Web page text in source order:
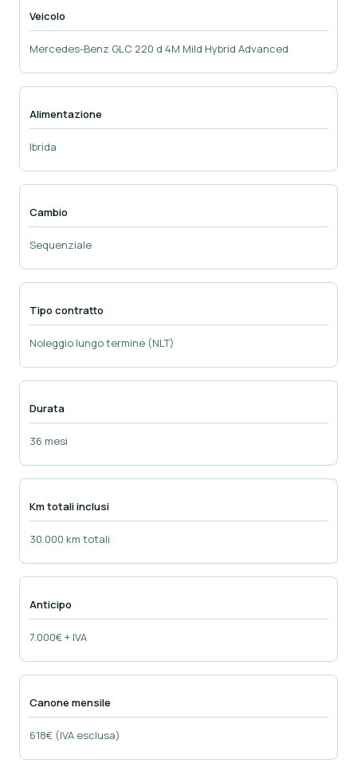
Veicolo
Mercedes-Benz GLC 220 d 4M Mild Hybrid Advanced
Alimentazione
Ibrida
Cambio
Sequenziale
Tipo contratto
Noleggio lungo termine (NLT)
Durata
36 mesi
Km totali inclusi
30.000 km totali
Anticipo
7.000€ + IVA
Canone mensile
618€ (IVA esclusa)